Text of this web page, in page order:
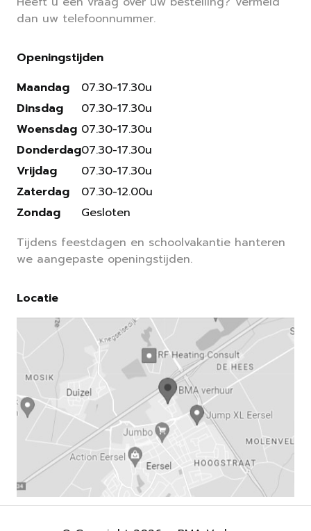
dan uw telefoonnummer.
Openingstijden
Maandag
Dinsdag
Woensdag
Donderdag
Vrijdag
Zaterdag
Zondag
07.30-17.30u
07.30-17.30u
07.30-17.30u
07.30-17.30u
07.30-17.30u
07.30-12.00u
Gesloten
Tijdens feestdagen en schoolvakantie hanteren
we aangepaste openingstijden.
Locatie